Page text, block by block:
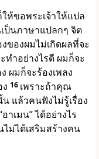
ห้ขอพระเจ้าให้แปล
ป็นภาษาแปลกๆ จิต
องผมไม่เกิดผลที่จะ
ทำอย่างไรดี ผมก็จะ
ผมก็จะร้องเพลง
16 เพราะถ้าคุณ
แล้วคนฟังไม่รู้เรื่อง
เมน” ได้อย่างไร
ม่ได้เสริมสร้างคน